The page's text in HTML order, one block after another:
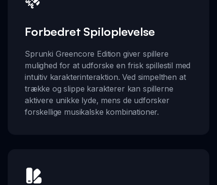
Forbedret Spiloplevelse
Sprunki Greencore Edition giver spillere
mulighed for at udforske en frisk spillestil med
intuitiv karakterinteraktion. Ved simpelthen at
trække og slippe karakterer kan spillerne
aktivere unikke lyde, mens de udforsker
forskellige musikalske kombinationer.